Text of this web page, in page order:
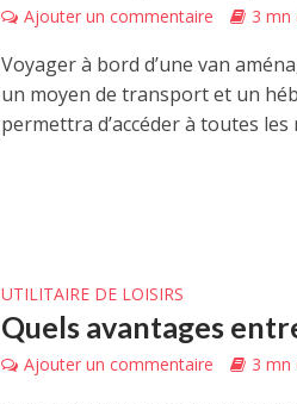
Ajouter un commentaire 3 mn
Voyager à bord d’une van
un moyen de transport et un
permettra d’accéder à toutes
UTILITAIRE DE LOISIRS
Quels avantages
Ajouter un commentaire 3 mn